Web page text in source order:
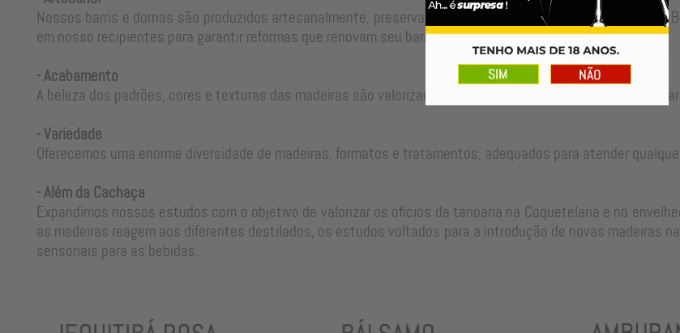
Nossos barris e dornas são produzidos artesanalmente, preservando as técnicas tradicionais da Tanoaria
em nosso recipientes para garantir reformas que renovam seu barril para um longo período de uso.
- Acabamento
A beleza dos padrões, cores e texturas das madeiras são valorizadas no ajuste perfeito de cada peça em
- Variedade
Oferecemos uma enorme diversidade de madeiras, formatos e tratamentos, adequados para atender
- Além da Cachaça
Expandímos nossos estudos com o objetivo de valorizar os ofícios da tanoaria na Coquetelaria e no
as madeiras reagem aos diferentes destilados, os estudos voltados para a introdução de novas madeiras
sensoriais para as bebidas.